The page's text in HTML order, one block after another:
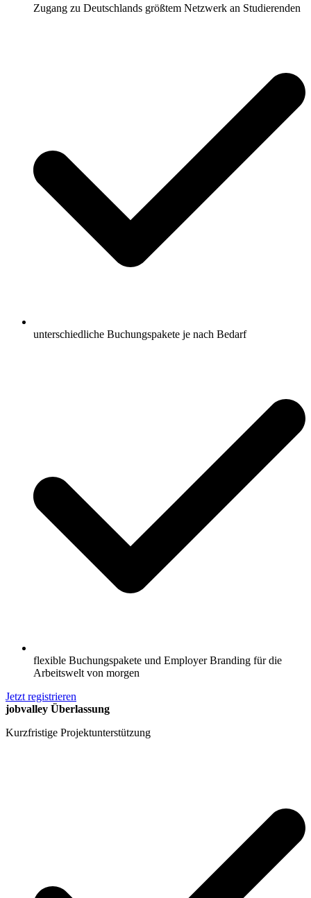
Zugang zu Deutschlands größtem Netzwerk an Studierenden
unterschiedliche Buchungspakete je nach Bedarf
flexible Buchungspakete und Employer Branding für die
Arbeitswelt von morgen
Jetzt registrieren
jobvalley Überlassung
Kurzfristige Projektunterstützung